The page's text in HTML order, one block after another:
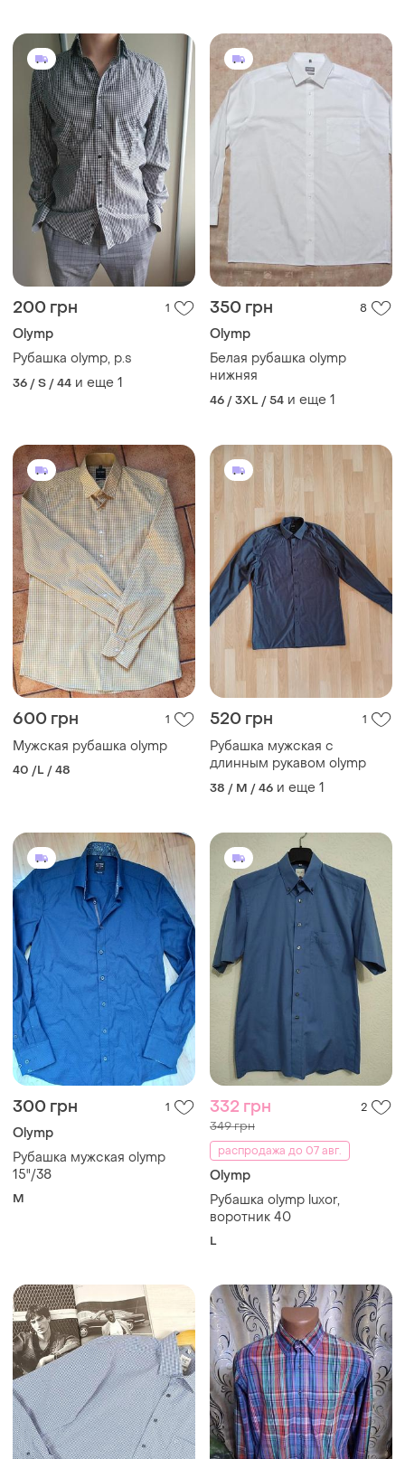
200 грн 1
Olymp
Рубашка olymp, р.s
36 / S / 44 и еще 1
350 грн 8
Olymp
Белая рубашка olymp
нижняя
46 / 3XL / 54 и еще 1
600 грн 1
Мужская рубашка olymp
40 /L / 48
520 грн 1
Рубашка мужская с
длинным рукавом olymp
38 / M / 46 и еще 1
300 грн 1
Olymp
Рубашка мужская olymp
15"/38
M
332 грн 2
349 грн
распродажа до 07 авг.
Olymp
Рубашка olymp luxor,
воротник 40
L